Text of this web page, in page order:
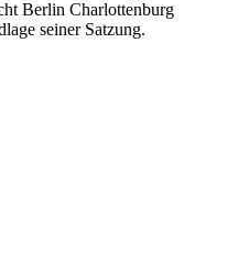
Berlin Charlottenburg
seiner Satzung.